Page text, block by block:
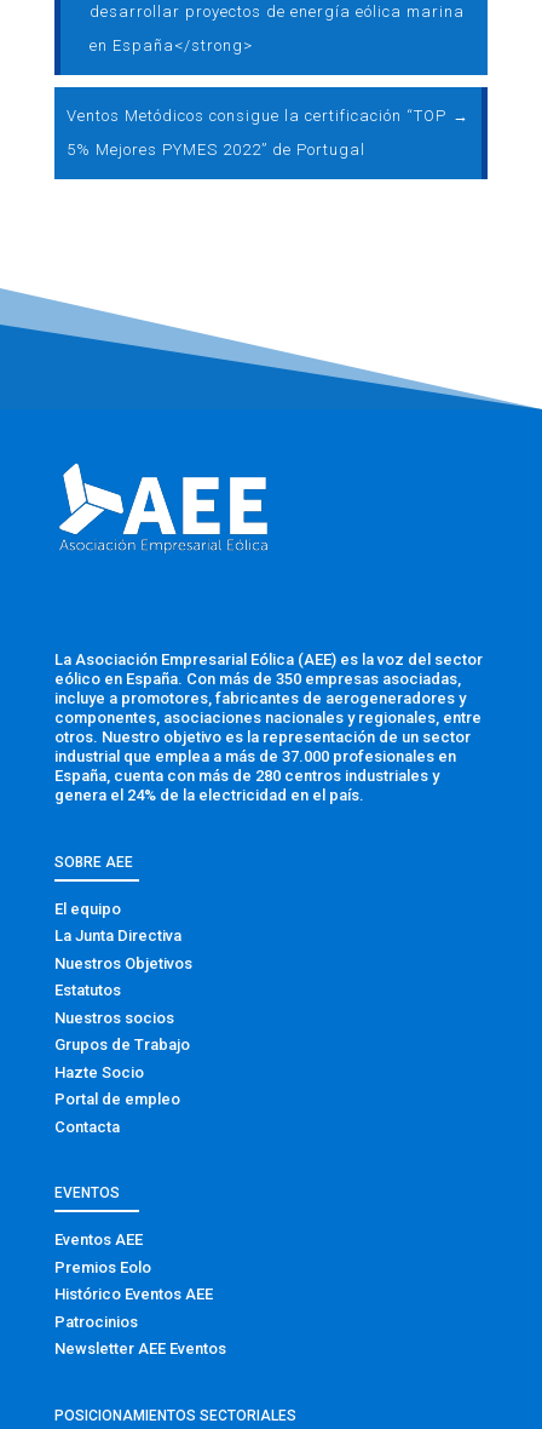
desarrollar proyectos de energía eólica marina
en España</strong>
Ventos Metódicos consigue la certificación “TOP
5% Mejores PYMES 2022” de Portugal
→
La Asociación Empresarial Eólica (AEE) es la voz del sector
eólico en España. Con más de 350 empresas asociadas,
incluye a promotores, fabricantes de aerogeneradores y
componentes, asociaciones nacionales y regionales, entre
otros. Nuestro objetivo es la representación de un sector
industrial que emplea a más de 37.000 profesionales en
España, cuenta con más de 280 centros industriales y
genera el 24% de la electricidad en el país.
SOBRE AEE
El equipo
La Junta Directiva
Nuestros Objetivos
Estatutos
Nuestros socios
Grupos de Trabajo
Hazte Socio
Portal de empleo
Contacta
EVENTOS
Eventos AEE
Premios Eolo
Histórico Eventos AEE
Patrocinios
Newsletter AEE Eventos
POSICIONAMIENTOS SECTORIALES